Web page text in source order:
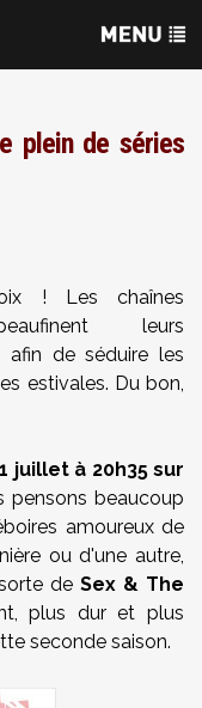
plein de séries
! Les chaînes
leurs
afin de séduire les
estivales. Du bon,
juillet à 20h35 sur
pensons beaucoup
amoureux de
ou d'une autre,
de Sex & The
plus dur et plus
seconde saison.